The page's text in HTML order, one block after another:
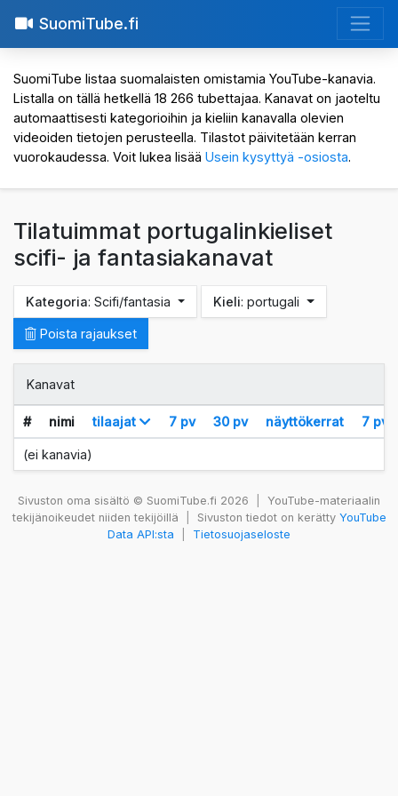
SuomiTube.fi
SuomiTube listaa suomalaisten omistamia YouTube-kanavia.
Listalla on tällä hetkellä 18 266 tubettajaa. Kanavat on jaoteltu
automaattisesti kategorioihin ja kieliin kanavalla olevien
videoiden tietojen perusteella. Tilastot päivitetään kerran
vuorokaudessa. Voit lukea lisää Usein kysyttyä -osiosta.
Tilatuimmat portugalinkieliset
scifi- ja fantasiakanavat
Kategoria: Scifi/fantasia Kieli: portugali
Poista rajaukset
Kanavat
# nimi tilaajat 7 pv 30 pv näyttökerrat 7 pv
(ei kanavia)
Sivuston oma sisältö © SuomiTube.fi 2026
YouTube-materiaalin
tekijänoikeudet niiden tekijöillä
Sivuston tiedot on kerätty YouTube
Data API:sta
Tietosuojaseloste